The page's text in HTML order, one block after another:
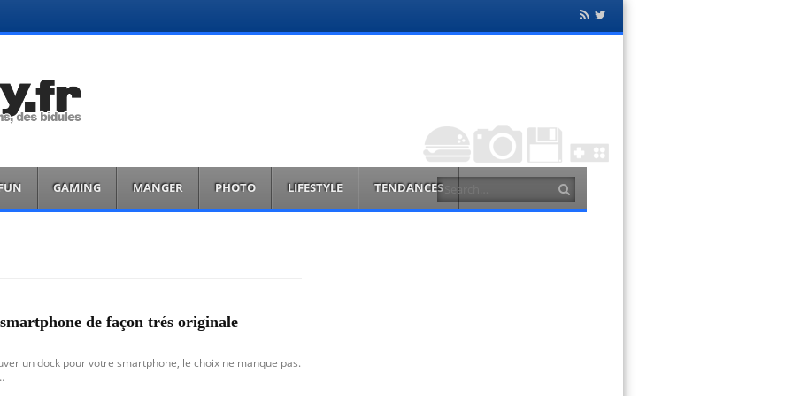
Flux
RSS
Twitter
GAMING MANGER PHOTO LIFESTYLE TENDANCESSearch
de façon trés originale
un dock pour votre smartphone, le choix ne manque pas.